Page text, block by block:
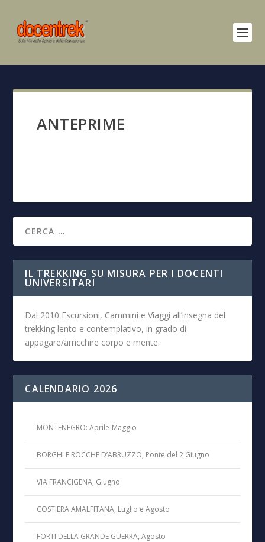
ANTEPRIME
IL TREKKING SU MISURA PER I DOCENTI
UNIVERSITARI
Dal 2010 Escursioni, Cammini e Viaggi all’insegna del
trekking lento e contemplativo, in grado di
appagare/arricchire corpo e mente.
CALENDARIO 2026
MONTENEGRO: Aprile-Maggio
BORGHI E ROCCHE D’ABRUZZO, Ponte del 2 Giugno
VIA FRANCIGENA, Giugno
COSTIERA AMALFITANA, Luglio e Agosto
FORTI DELLA GRANDE GUERRA, Agosto